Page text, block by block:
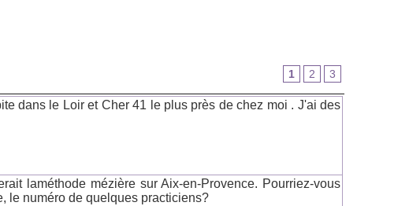
1 2 3
dans le Loir et Cher 41 le plus près de chez moi . J'ai des
laméthode mézière sur Aix-en-Provence. Pourriez-vous
le numéro de quelques practiciens?